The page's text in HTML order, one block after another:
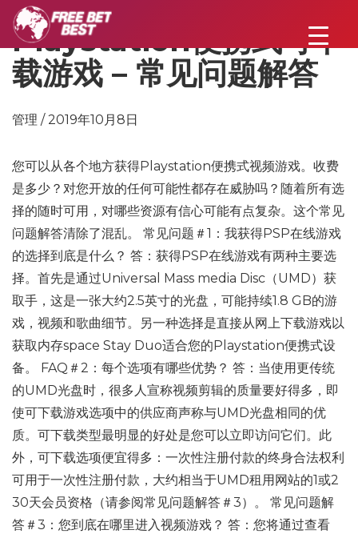
Playstation便携式可下
载游戏 – 常见问题解答
管理 / 2019年10月8日
您可以从各个地方获得Playstation便携式视频游戏。收费
是多少？对您开放的任何可能性都存在威胁吗？随着所有选
择的随时可用，对哪些资源有信心可能有点复杂。这个常见
问题解答清除了混乱。 常见问题＃1：我获得PSP在线游戏
的选择到底是什么？ 答：获得PSP在线游戏有两种主要选
择。首先是通过Universal Mass media Disc（UMD）获
取手，这是一张大约2.5英寸的光盘，可能持续1.8 GB的游
戏，视频和歌曲细节。另一种选择是直接从网上下载游戏以
获取内存space Stay Duo适合您的Playstation便携式设
备。 FAQ＃2：每个选项有哪些优势？ 答：当使用更传统
的UMD光盘时，很多人宣称视频剪辑的质量要好得多，即
使可下载游戏选项中的供应商声称与UMD光盘相同的优
质。可下载类型最明显的好处是您可以立即访问它们。此
外，可下载选项便宜得多：一次性注册付款的终身合法权利
可用于一次性注册付款，大约相当于UMD租用网站的1或2
30天会员资格（请参阅常见问题解答＃3）。 常见问题解
答＃3：您到底在哪里进入视频游戏？ 答：您将通过查看